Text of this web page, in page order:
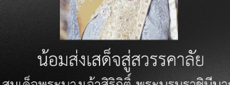
งแผนทรัพยากรองค์
างแผนทรัพยากรองค์กร